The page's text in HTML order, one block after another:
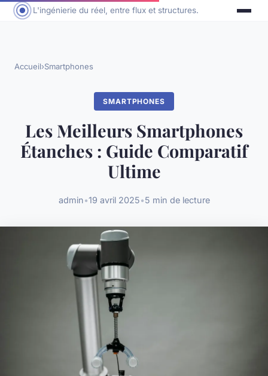
L'ingénierie du réel, entre flux et structures.
Accueil›Smartphones
SMARTPHONES
Les Meilleurs Smartphones
Étanches : Guide Comparatif
Ultime
admin•19 avril 2025•5 min de lecture